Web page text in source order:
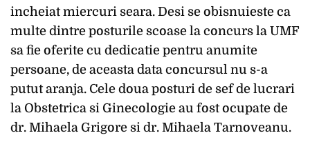
incheiat miercuri seara. Desi se obisnuieste ca
multe dintre posturile scoase la concurs la UMF
sa fie oferite cu dedicatie pentru anumite
persoane, de aceasta data concursul nu s-a
putut aranja. Cele doua posturi de sef de lucrari
la Obstetrica si Ginecologie au fost ocupate de
dr. Mihaela Grigore si dr. Mihaela Tarnoveanu.